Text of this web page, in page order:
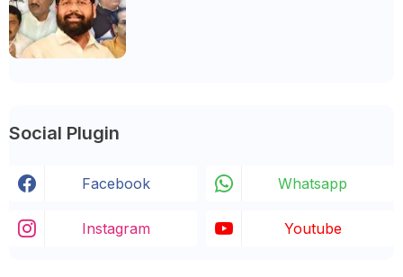
Social Plugin
Facebook Whatsapp
Instagram Youtube